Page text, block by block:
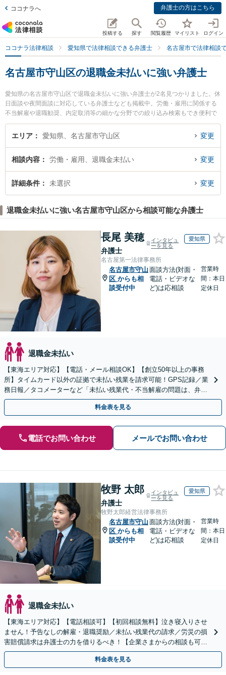
ココナラへ 弁護士の方はこちら
投稿する 探す 閲覧履歴 マイリスト ログイン
ココナラ法律相談 愛知県で法律相談できる弁護士 名古屋市で法律相談
名古屋市守山区の退職金未払いに強い弁護士
愛知県の名古屋市守山区で退職金未払いに強い弁護士が2名見つかりました。休
日面談や夜間面談に対応している弁護士なども掲載中。労働・雇用に関係する
不当解雇や退職勧奨、内定取消等の細かな分野での絞り込み検索もでき便利で
す。特に中村総合法律事務所の中村 弘人弁護士やみつる法律事務所の山中 千昌
弁護士のプロフィール情報や弁護士費用、強みなどが注目されています。『名
検索したい』『初回相談無料で退職金未払いを法律相談できる名古屋市守山区
内の弁護士に相談予約したい』などでお困りの相談者さんにおすすめです。
エリア 愛知県、名古屋市守山区 変更
相談内容 労働・雇用、退職金未払い 変更
詳細条件 未選択 変更
退職金未払いに強い名古屋市守山区から相談可能な弁護士
長尾 美穂
弁護士
インタビュ
ーを見る
愛知県
名古屋第一法律事務所
名古屋市守山
区 からも相
談受付中
面談方法(対面・
電話・ビデオな
ど)は応相談
営業時
間：本日
定休日
退職金未払い
【東海エリア対応】【電話・メール相談OK】【創立50年以上の事務
所】タイムカード以外の証拠で未払い残業を請求可能！GPS記録／業
務日報／タコメーターなど「未払い残業代・不当解雇の問題は、弁護
士に相談して適切に対処しましょう」【初回相談無料】
料金表を見る
電話でお問い合わせ メールでお問い合わせ
牧野 太郎
弁護士
インタビュ
ーを見る
愛知県
牧野太郎経営法律事務所
名古屋市守山
区 からも相
談受付中
面談方法(対面・
電話・ビデオな
ど)は応相談
営業時
間：本日
定休日
退職金未払い
【東海エリア対応】【電話相談可】【初回相談無料】泣き寝入りさせ
ません！予告なしの解雇・退職奨励／未払い残業代の請求／労災の損
害賠償請求は弁護士の力を借りるべき！【企業さまからの相談も可】
従業員トラブルは、慎重な対処が必要です【完全個室】
料金表を見る